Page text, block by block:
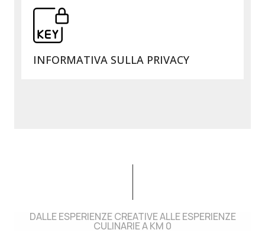
INFORMATIVA SULLA PRIVACY
DALLE ESPERIENZE CREATIVE ALLE ESPERIENZE
CULINARIE A KM 0